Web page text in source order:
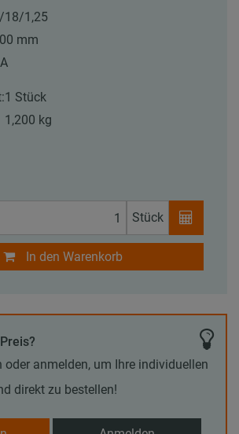
18/1,25
mm
1 Stück
1,200 kg
Stück
In den Warenkorb
oder anmelden, um Ihre individuellen
direkt zu bestellen!